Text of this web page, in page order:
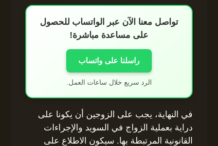
تواصل معنا الآن عبر الواتساب للحصول
على مساعدة مباشرة!
راسلنا على واتساب
الرد سريع خلال ساعات العمل.
في النهاية، يجب على الزوجين أن يكونا على
دراية بعملية الزواج في السويد والإجراءات
القانونية المرتبطة بها. سيكون الاطلاع على